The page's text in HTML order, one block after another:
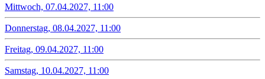
Mittwoch, 07.04.2027, 11:00
Donnerstag, 08.04.2027, 11:00
Freitag, 09.04.2027, 11:00
Samstag, 10.04.2027, 11:00